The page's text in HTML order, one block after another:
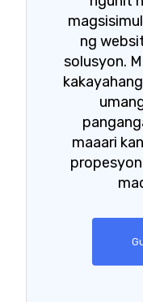
ng
solusyon.
maaari